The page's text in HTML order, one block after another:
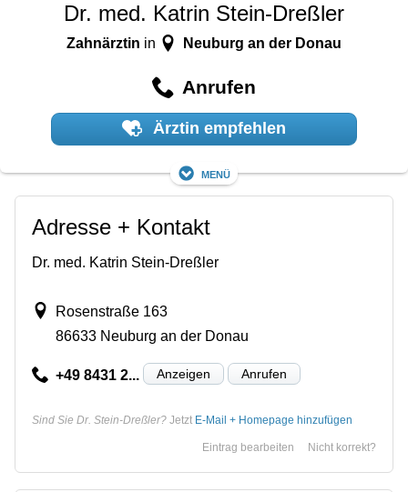
Dr. med. Katrin Stein-Dreßler
Zahnärztin in Neuburg an der Donau
Anrufen
Ärztin empfehlen
Menü
Adresse + Kontakt
Dr. med. Katrin Stein-Dreßler
Rosenstraße 163
86633 Neuburg an der Donau
+49 8431 2... Anzeigen Anrufen
Sind Sie Dr. Stein-Dreßler? Jetzt E-Mail + Homepage hinzufügen
Nicht korrekt?
Eintrag bearbeiten